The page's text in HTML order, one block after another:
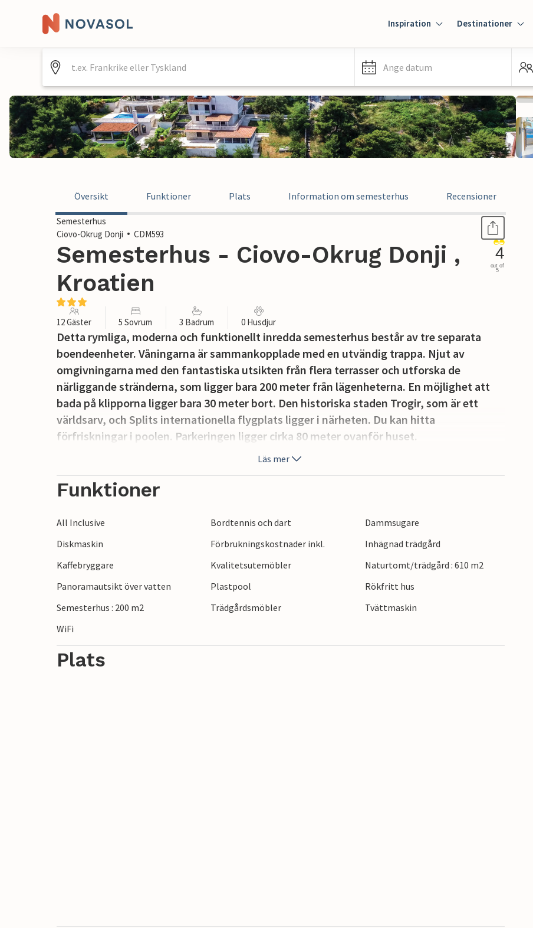
Inspiration Destinationer
Ange datum
Översikt Funktioner Plats Information om semesterhus Recensioner
Semesterhus
Ciovo-Okrug Donji
CDM593
Semesterhus - Ciovo-Okrug Donji ,
Kroatien
4
out of
5
12 Gäster 5 Sovrum 3 Badrum 0 Husdjur
Detta rymliga, moderna och funktionellt inredda semesterhus består av tre separata
boendeenheter. Våningarna är sammankopplade med en utvändig trappa. Njut av
omgivningarna med den fantastiska utsikten från flera terrasser och utforska de
närliggande stränderna, som ligger bara 200 meter från lägenheterna. En möjlighet att
bada på klipporna ligger bara 30 meter bort. Den historiska staden Trogir, som är ett
världsarv, och Splits internationella flygplats ligger i närheten. Du kan hitta
förfriskningar i poolen. Parkeringen ligger cirka 80 meter ovanför huset.
Läs mer
Funktioner
All Inclusive Bordtennis och dart
Dammsugare
Diskmaskin
Förbrukningskostnader inkl.
Inhägnad trädgård
Kaffebryggare
Kvalitetsutemöbler
Naturtomt/trädgård : 610 m2
Panoramautsikt över vatten
Plastpool
Rökfritt hus
Semesterhus : 200 m2
Trädgårdsmöbler
Tvättmaskin
WiFi
Plats